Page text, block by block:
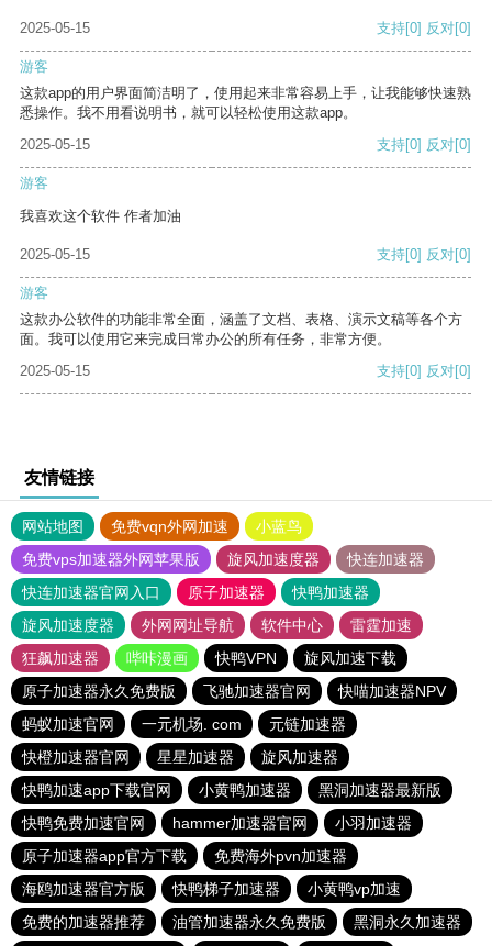
2025-05-15 支持[0] 反对[0]
游客
这款app的用户界面简洁明了，使用起来非常容易上手，让我能够快速熟
悉操作。我不用看说明书，就可以轻松使用这款app。
2025-05-15
支持[0] 反对[0]
游客
我喜欢这个软件 作者加油
2025-05-15 支持[0] 反对[0]
游客
这款办公软件的功能非常全面，涵盖了文档、表格、演示文稿等各个方
面。我可以使用它来完成日常办公的所有任务，非常方便。
2025-05-15
支持[0] 反对[0]
友情链接
网站地图 免费vqn外网加速
小蓝鸟
免费vps加速器外网苹果版
旋风加速度器
快连加速器
快连加速器官网入口
原子加速器
快鸭加速器
旋风加速度器
外网网址导航 软件中心
雷霆加速
狂飙加速器
哔咔漫画 快鸭VPN
旋风加速下载
原子加速器永久免费版
飞驰加速器官网
快喵加速器NPV
蚂蚁加速官网
一元机场. com
元链加速器
快橙加速器官网
星星加速器
旋风加速器
快鸭加速app下载官网
小黄鸭加速器
黑洞加速器最新版
快鸭免费加速官网
hammer加速器官网
小羽加速器
原子加速器app官方下载
免费海外pvn加速器
海鸥加速器官方版
快鸭梯子加速器
小黄鸭vp加速
免费的加速器推荐
油管加速器永久免费版 黑洞永久加速器